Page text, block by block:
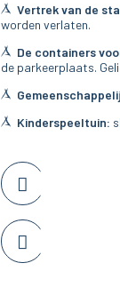
Vertrek van de
worden verlaten.
De containers
de parkeerplaats.
Kinderspeeltuin: